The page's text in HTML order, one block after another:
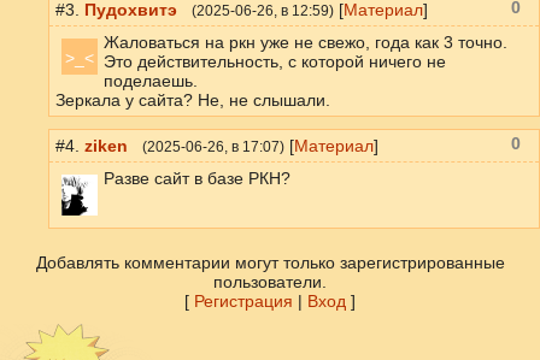
#3. Пудохвитэ (2025-06-26 , в 12:59) [Материал]
>_<
Жаловаться на ркн уже не свежо, года как 3 точно.
Это действительность, с которой ничего не
поделаешь.
Зеркала у сайта? Не, не слышали.
0
#4. ziken (2025-06-26 , в 17:07) [Материал]
Разве сайт в базе РКН?
0
Добавлять комментарии могут только зарегистрированные
пользователи.
[ Регистрация | Вход ]